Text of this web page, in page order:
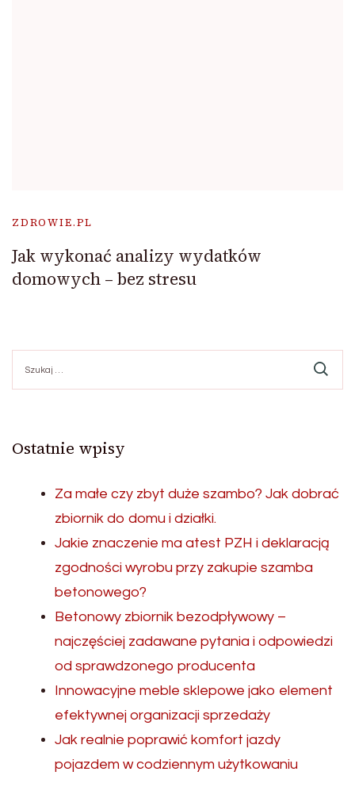
ZDROWIE.PL
Jak wykonać analizy wydatków
domowych – bez stresu
Ostatnie wpisy
Za małe czy zbyt duże szambo? Jak dobrać
zbiornik do domu i działki.
Jakie znaczenie ma atest PZH i deklaracją
zgodności wyrobu przy zakupie szamba
betonowego?
Betonowy zbiornik bezodpływowy –
najczęściej zadawane pytania i odpowiedzi
od sprawdzonego producenta
Innowacyjne meble sklepowe jako element
efektywnej organizacji sprzedaży
Jak realnie poprawić komfort jazdy
pojazdem w codziennym użytkowaniu